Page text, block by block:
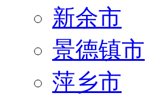
新余市
景德镇市
萍乡市